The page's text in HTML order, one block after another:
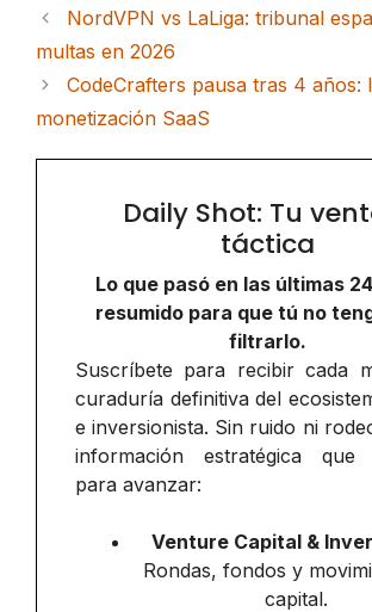
NordVPN vs LaLiga: tribunal
multas en 2026
CodeCrafters pausa tras 4 años:
monetización SaaS
Daily Shot: Tu
táctica
Lo que pasó en las últimas
resumido para que tú no
filtrarlo.
Suscríbete para recibir cada
curaduría definitiva del
e inversionista. Sin ruido ni
información estratégica que
para avanzar:
Venture Capital &
Rondas, fondos y
capital.